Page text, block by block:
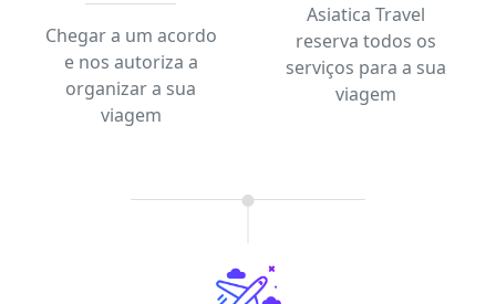
Chegar a um acordo
e nos autoriza a
organizar a sua
viagem
Asiatica Travel
reserva todos os
serviços para a sua
viagem